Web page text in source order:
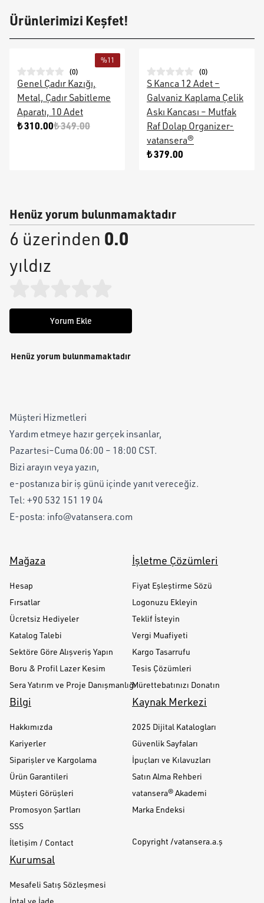
Ürünlerimizi Keşfet!
%11
(0)
Genel Çadır Kazığı,
Metal, Çadır Sabitleme
Aparatı, 10 Adet
₺ 310.00₺ 349.00
(0)
S Kanca 12 Adet –
Galvaniz Kaplama Çelik
Askı Kancası – Mutfak
Raf Dolap Organizer-
vatansera®
₺ 379.00
Henüz yorum bulunmamaktadır
6 üzerinden 0.0
yıldız
Yorum Ekle
Henüz yorum bulunmamaktadır
Müşteri Hizmetleri
Yardım etmeye hazır gerçek insanlar,
Pazartesi–Cuma 06:00 – 18:00 CST.
Bizi arayın veya yazın,
e-postanıza bir iş günü içinde yanıt vereceğiz.
Tel: +90 532 151 19 04
E-posta: info@vatansera.com
Mağaza
Hesap
Fırsatlar
Ücretsiz Hediyeler
Katalog Talebi
Sektöre Göre Alışveriş Yapın
Boru & Profil Lazer Kesim
Sera Yatırım ve Proje Danışmanlığı
İşletme Çözümleri
Fiyat Eşleştirme Sözü
Logonuzu Ekleyin
Teklif İsteyin
Vergi Muafiyeti
Kargo Tasarrufu
Tesis Çözümleri
Mürettebatınızı Donatın
Bilgi
Hakkımızda
Kariyerler
Siparişler ve Kargolama
Ürün Garantileri
Müşteri Görüşleri
Promosyon Şartları
SSS
İletişim / Contact
Kaynak Merkezi
2025 Dijital Katalogları
Güvenlik Sayfaları
İpuçları ve Kılavuzları
Satın Alma Rehberi
vatansera® Akademi
Marka Endeksi
Copyright /vatansera.a.ş
Kurumsal
Mesafeli Satış Sözleşmesi
İptal ve İade